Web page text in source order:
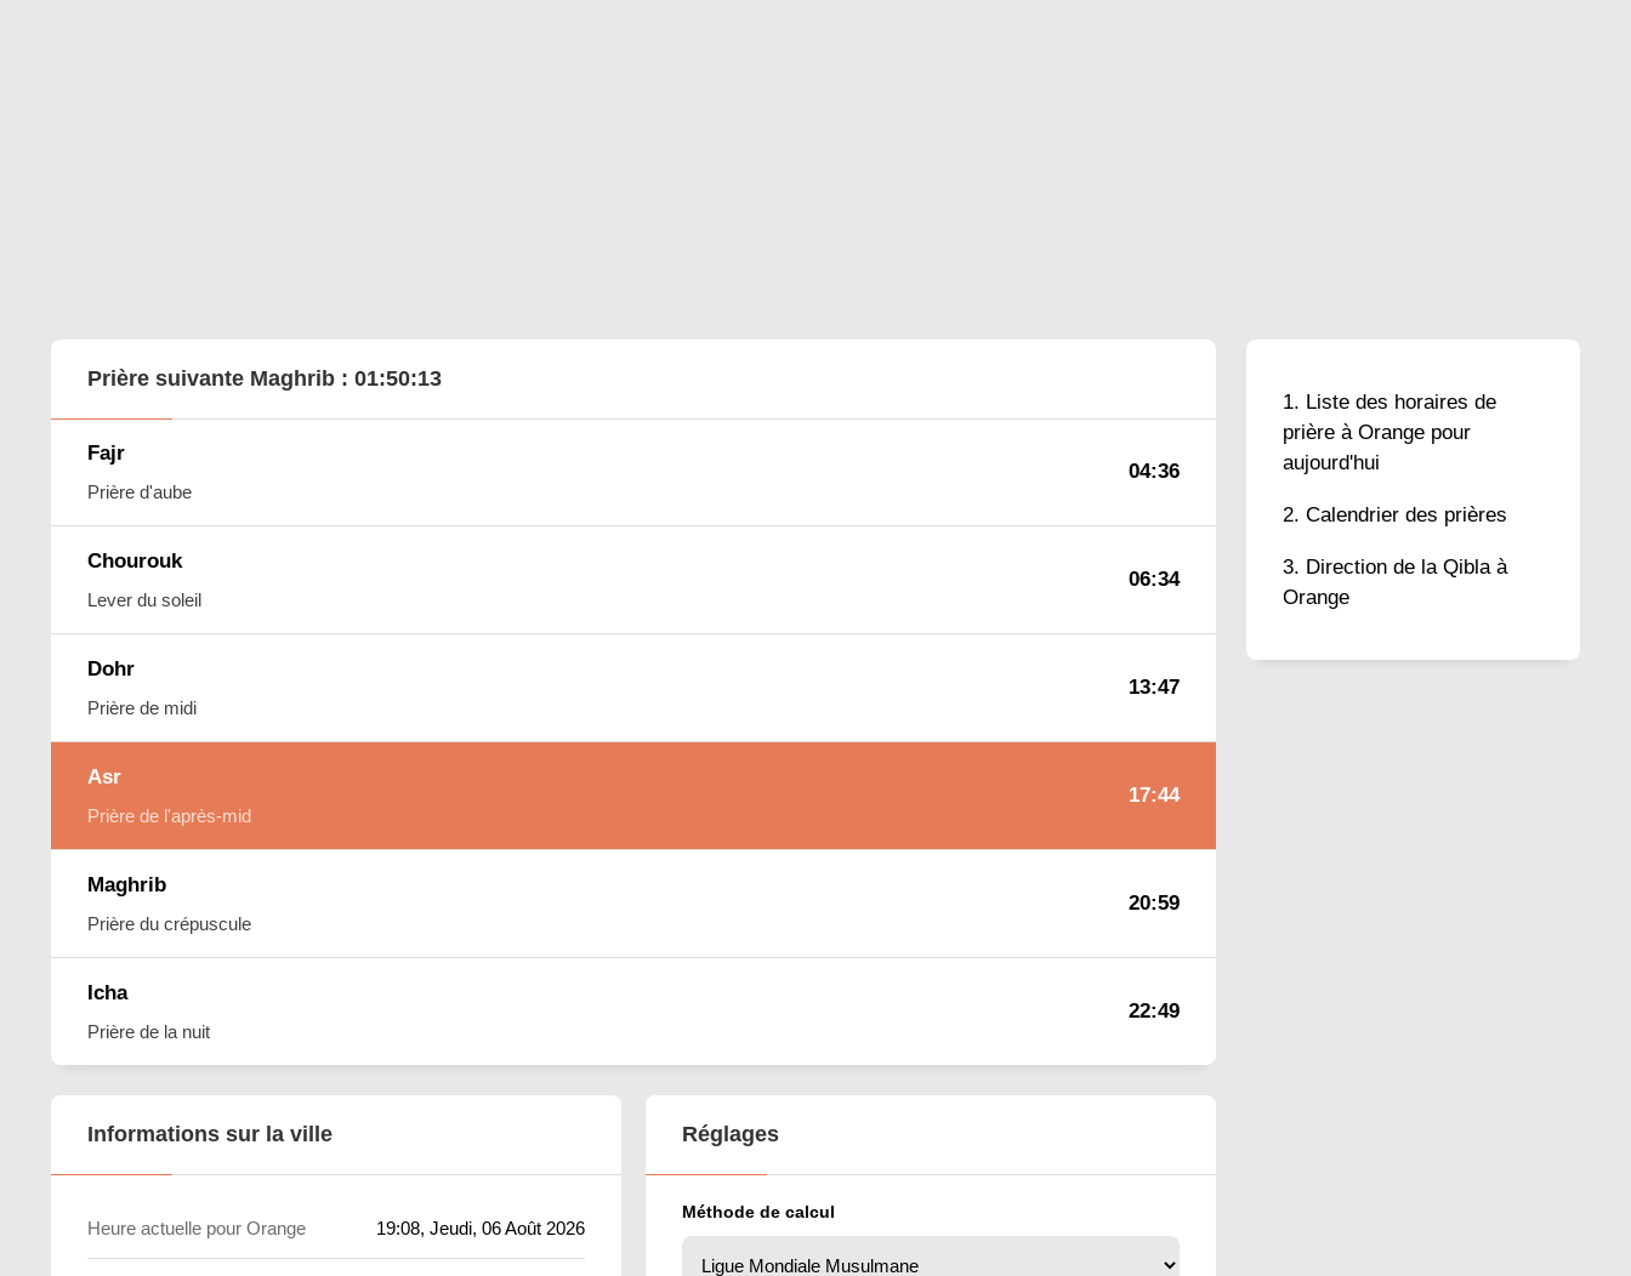
Liste des horaires de
prière à Orange pour
aujourd'hui
Calendrier des prières
Direction de la Qibla à
Orange
Prière suivante Maghrib : 01:50:12
Fajr
Prière d'aube
04:36
Chourouk
Lever du soleil
06:34
Dohr
Prière de midi
13:47
Asr
Prière de l'après-mid
17:44
Maghrib
Prière du crépuscule
20:59
Icha
Prière de la nuit
22:49
Informations sur la ville
Heure actuelle pour Orange 19:08, Jeudi, 06 Août 2026
Réglages
Méthode de calcul